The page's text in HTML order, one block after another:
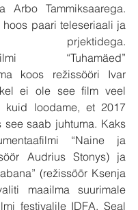
Arbo Tammiksaarega.
paari teleseriaali ja
prjektidega.
“Tuhamäed”
koos režissööri Ivar
ei ole see film veel
kuid loodame, et 2017
see saab juhtuma. Kaks
“Naine ja
Audrius Stonys) ja
(režissöör Ksenja
maailma suurimale
festivalile IDFA. Seal